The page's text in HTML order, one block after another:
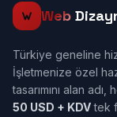
Web
Türkiye geneline
İşletmenize özel
tasarımını alan
50 USD + KDVtek